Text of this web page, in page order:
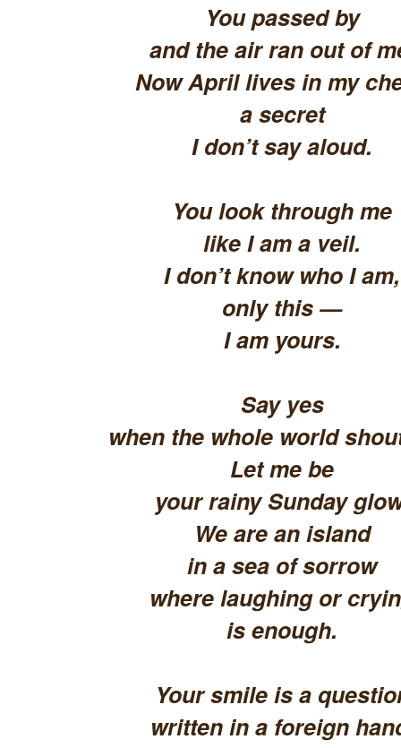
You passed by
and the air ran out of
Now April lives in my
a secret
I don’t say aloud.
You look through me
like I am a veil.
I don’t know who I am,
only this —
I am yours.
Say yes
when the whole world
Let me be
your rainy Sunday
We are an island
in a sea of sorrow
where laughing or
is enough.
Your smile is a
written in a foreign